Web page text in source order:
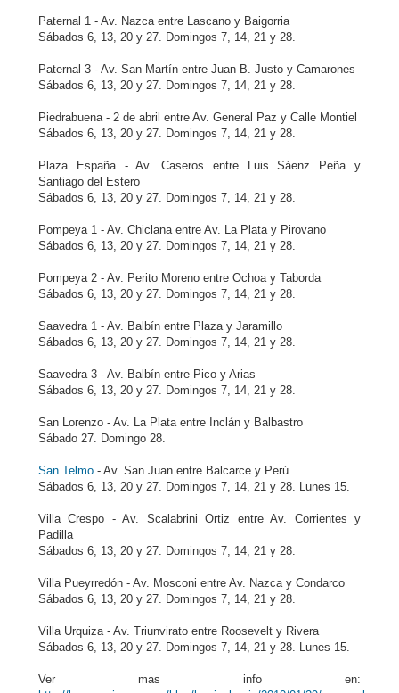
Paternal 1 - Av. Nazca entre Lascano y Baigorria
Sábados 6, 13, 20 y 27. Domingos 7, 14, 21 y 28.
Paternal 3 - Av. San Martín entre Juan B. Justo y Camarones
Sábados 6, 13, 20 y 27. Domingos 7, 14, 21 y 28.
Piedrabuena - 2 de abril entre Av. General Paz y Calle Montiel
Sábados 6, 13, 20 y 27. Domingos 7, 14, 21 y 28.
Plaza España - Av. Caseros entre Luis Sáenz Peña y
Santiago del Estero
Sábados 6, 13, 20 y 27. Domingos 7, 14, 21 y 28.
Pompeya 1 - Av. Chiclana entre Av. La Plata y Pirovano
Sábados 6, 13, 20 y 27. Domingos 7, 14, 21 y 28.
Pompeya 2 - Av. Perito Moreno entre Ochoa y Taborda
Sábados 6, 13, 20 y 27. Domingos 7, 14, 21 y 28.
Saavedra 1 - Av. Balbín entre Plaza y Jaramillo
Sábados 6, 13, 20 y 27. Domingos 7, 14, 21 y 28.
Saavedra 3 - Av. Balbín entre Pico y Arias
Sábados 6, 13, 20 y 27. Domingos 7, 14, 21 y 28.
San Lorenzo - Av. La Plata entre Inclán y Balbastro
Sábado 27. Domingo 28.
San Telmo - Av. San Juan entre Balcarce y Perú
Sábados 6, 13, 20 y 27. Domingos 7, 14, 21 y 28. Lunes 15.
Villa Crespo - Av. Scalabrini Ortiz entre Av. Corrientes y
Padilla
Sábados 6, 13, 20 y 27. Domingos 7, 14, 21 y 28.
Villa Pueyrredón - Av. Mosconi entre Av. Nazca y Condarco
Sábados 6, 13, 20 y 27. Domingos 7, 14, 21 y 28.
Villa Urquiza - Av. Triunvirato entre Roosevelt y Rivera
Sábados 6, 13, 20 y 27. Domingos 7, 14, 21 y 28. Lunes 15.
Ver mas info en: